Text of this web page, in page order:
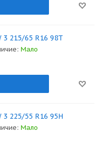
215/65 R16 98T
Мало
225/55 R16 95H
Мало